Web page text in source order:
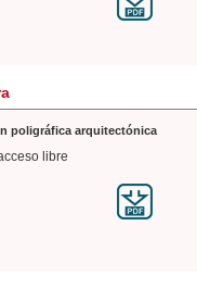
poligráfica arquitectónica
libre